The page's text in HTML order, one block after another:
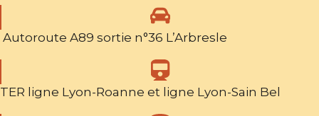
Autoroute A89 sortie n°36 L’Arbresle
TER ligne Lyon-Roanne et ligne Lyon-Sain Bel